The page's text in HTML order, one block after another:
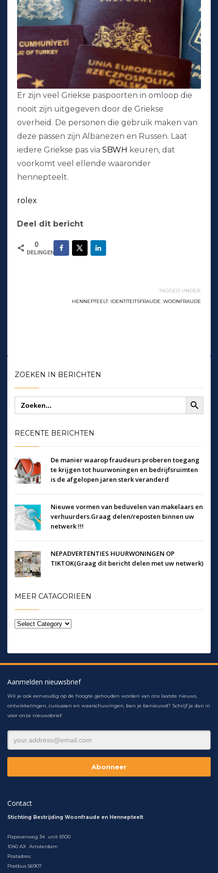
Er zijn veel Griekse paspoorten in omloop die
nooit zijn uitgegeven door de Griekse
overheid. De personen die gebruik maken van
deze passen zijn Albanezen en Russen. Laat
iedere Griekse pas via SBWH keuren, dat
voorkomt veel ellende waaronder
hennepteelt.
rolex
Deel dit bericht
0
DELINGEN
TAGGED UNDER:
HENNEPTEELT, IDENTITEITSFRAUDE, WOONFRAUDE
ZOEKEN IN BERICHTEN
Zoek
naar:
Zoekknop
RECENTE BERICHTEN
De manier waarop fraudeurs proberen toegang
te krijgen tot huurwoningen en bedrijfsruimten
is de afgelopen jaren sterk veranderd
Nieuwe vormen van beduvelen van makelaars en
verhuurders.Graag delen/reposten binnen uw
netwerk !!!
NEPADVERTENTIES HUURWONINGEN OP
TIKTOK(Graag dit bericht delen met uw netwerk)
MEER CATAGORIEEN
Aanmelden nieuwsbrief
Wil je ook eenvoudig op de hoogte gehouden worden van ons laatste nieuws,
ontwikkelingen, cursussen en waarschuwingen, ben je benieuwd? Schrijf je dan in
voor onze nieuwsbrief.
Contact
Stichting Bestrijding Woonfraude en Hennepteelt
Papaverweg 34 unit B100
1040 AX Amsterdam
Postadres:
Postbus 56907